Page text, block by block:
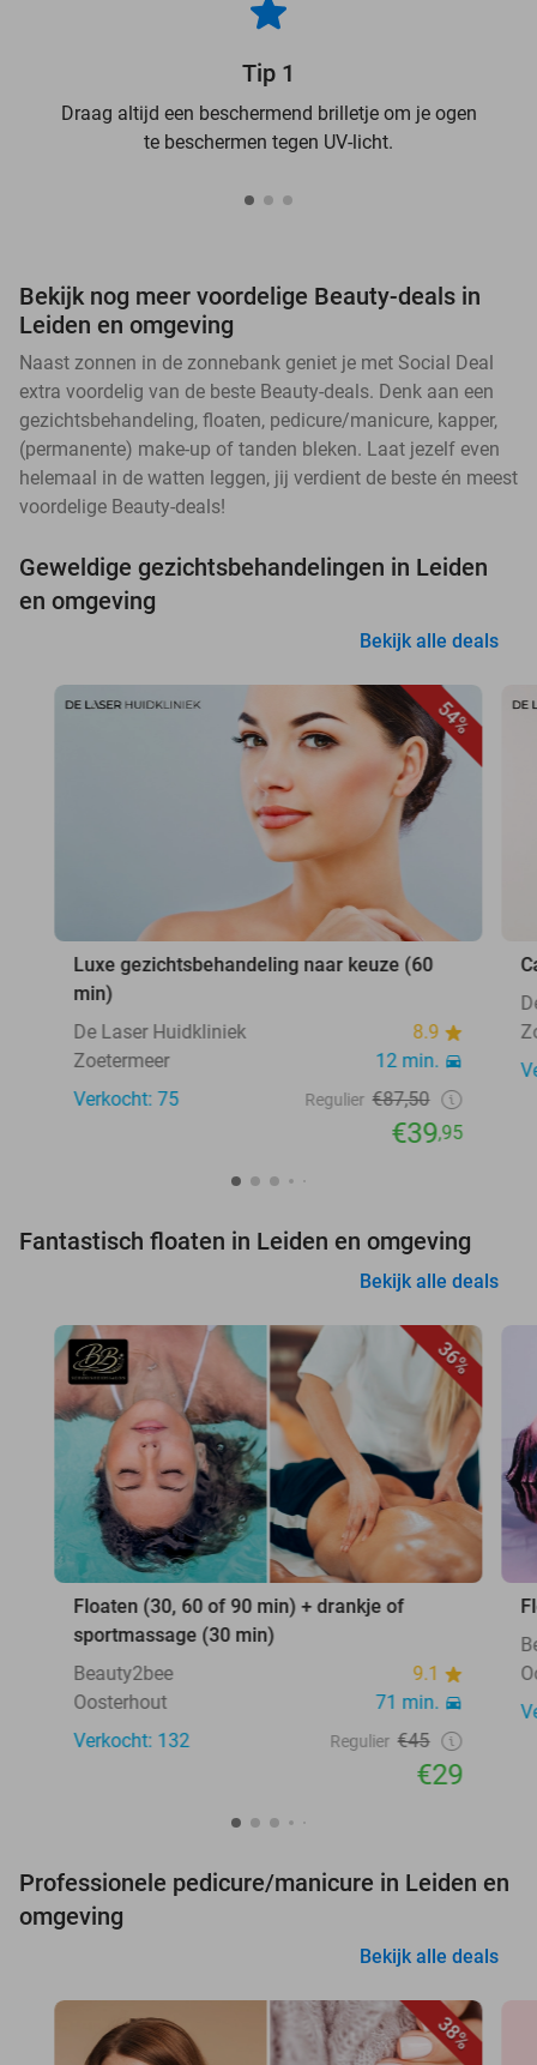
Tip 1
Draag altijd een beschermend brilletje om je ogen
te beschermen tegen UV-licht.
Bekijk nog meer voordelige Beauty-deals in
Leiden en omgeving
Naast zonnen in de zonnebank geniet je met Social Deal
extra voordelig van de beste Beauty-deals. Denk aan een
gezichtsbehandeling, floaten, pedicure/manicure, kapper,
(permanente) make-up of tanden bleken. Laat jezelf even
helemaal in de watten leggen, jij verdient de beste én meest
voordelige Beauty-deals!
Geweldige gezichtsbehandelingen in Leiden
en omgeving
Bekijk alle deals
54%
Luxe gezichtsbehandeling naar keuze (60
min)
De Laser Huidkliniek
8.9
Zoetermeer
12 min.
Verkocht: 75
Regulier €87,50
€39,95
Fantastisch floaten in Leiden en omgeving
Bekijk alle deals
36%
Floaten (30, 60 of 90 min) + drankje of
sportmassage (30 min)
Beauty2bee
9.1
Oosterhout
71 min.
Verkocht: 132
Regulier €45
€29
Professionele pedicure/manicure in Leiden en
omgeving
Bekijk alle deals
38%